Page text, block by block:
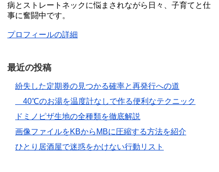
病とストレートネックに悩まされながら日々、子育てと仕
事に奮闘中です。
プロフィールの詳細
最近の投稿
紛失した定期券の見つかる確率と再発行への道
40℃のお湯を温度計なしで作る便利なテクニック
ドミノピザ生地の全種類を徹底解説
画像ファイルをKBからMBに圧縮する方法を紹介
ひとり居酒屋で迷惑をかけない行動リスト